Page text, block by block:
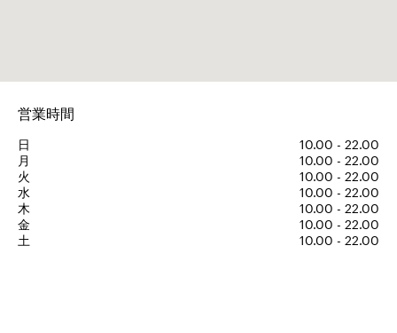
営業時間
日
10.00 - 22.00
月
10.00 - 22.00
火
10.00 - 22.00
水
10.00 - 22.00
木
10.00 - 22.00
金
10.00 - 22.00
土
10.00 - 22.00